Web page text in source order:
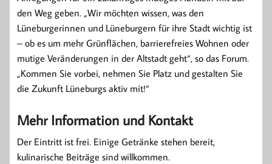
den Weg geben. „Wir möchten wissen, was den
Lüneburgerinnen und Lüneburgern für ihre Stadt wichtig ist
– ob es um mehr Grünflächen, barrierefreies Wohnen oder
mutige Veränderungen in der Altstadt geht“, so das Forum.
„Kommen Sie vorbei, nehmen Sie Platz und gestalten Sie
die Zukunft Lüneburgs aktiv mit!“
Mehr Information und Kontakt
Der Eintritt ist frei. Einige Getränke stehen bereit,
kulinarische Beiträge sind willkommen.